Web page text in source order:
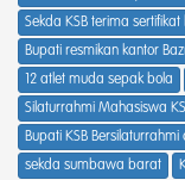
Sekda KSB terima
Bupati resmikan kantor
12 atlet muda sepak bola
Silaturrahmi Mahasiswa
Bupati KSB
sekda sumbawa barat